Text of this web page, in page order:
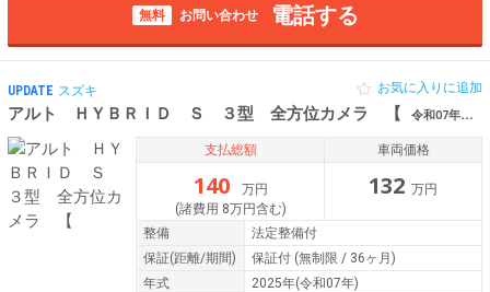
無料 お問い合わせ 電話する
UPDATE スズキ
アルト ＨＹＢＲＩＤ Ｓ ３型 全方位カメラ 【 令和07年（2025年） 0.1万km 大阪府松原市
お気に入りに追加
支払総額
140
万円
(諸費用 8万円含む)
車両価格
132 万円
整備
法定整備付
保証(距離/期間) 保証付 (無制限 / 36ヶ月)
年式
2025年(令和07年)